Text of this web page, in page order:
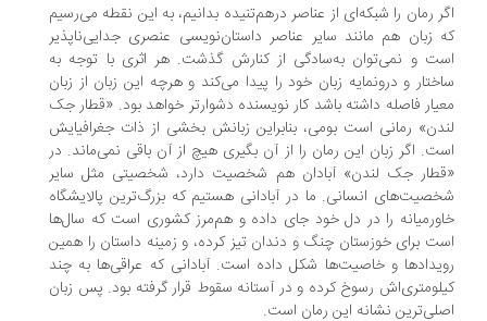
رمان را شبکه‌ای از عناصر درهم‌تنیده بدانیم، به این نقطه می‌رسیم
زبان هم مانند سایر عناصر داستان‌نویسی عنصری جدایی‌ناپذیر
و نمی‌توان به‌سادگی از کنارش گذشت. هر اثری با توجه به
و درونمایه زبان خود را پیدا می‌کند و هرچه این زبان از زبان
فاصله داشته باشد کار نویسنده دشوارتر خواهد بود. «قطار جک
رمانی است بومی، بنابراین زبانش بخشی از ذات جغرافیایش
اگر زبان این رمان را از آن بگیری هیچ از آن باقی نمی‌ماند. در
جک ‌لندن» آبادان هم شخصیت دارد، شخصیتی مثل سایر
انسانی. ما در آبادانی هستیم که بزرگ‌ترین پالایشگاه
را در دل خود جای داده و هم‌مرز کشوری است که سال‌ها
برای خوزستان چنگ و دندان تیز کرده، و زمینه‌ داستان را همین
و خاصیت‌ها شکل داده است. آبادانی که عراقی‌ها به چند
رسوخ کرده و در آستانه‌ سقوط قرار گرفته بود. پس زبان
نشانه‌ این رمان است.